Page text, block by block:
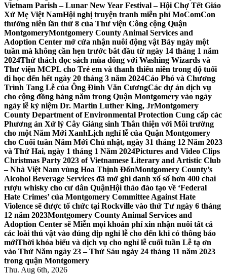
Vietnam Parish – Lunar New Year Festival – Hội Chợ Tết Giáo
Xứ Mẹ Việt NamHội nghị truyện tranh miễn phí MoComCon
thường niên lần thứ 8 của Thư viện Công cộng Quận
MontgomeryMontgomery County Animal Services and
Adoption Center mở cửa nhận nuôi động vật Bảy ngày một
tuần mà không cần hẹn trước bắt đầu từ ngày 14 tháng 1 năm
2024Thử thách đọc sách mùa đông với Washing Wizards và
Thư viện MCPL cho Trẻ em và thanh thiếu niên trong độ tuổi
đi học đến hết ngày 20 tháng 3 năm 2024Cáo Phó và Chương
Trình Tang Lễ của Ông Đinh Văn CươngCác dự án dịch vụ
cho cộng đồng hàng năm trong Quận Montgomery vào ngày
ngày lễ kỷ niệm Dr. Martin Luther King, JrMontgomery
County Department of Environmental Protection Cung cấp các
Phương án Xử lý Cây Giáng sinh Thân thiện với Môi trường
cho một Năm Mới XanhLịch nghỉ lễ của Quận Montgomery
cho Cuối tuần Năm Mới Chủ nhật, ngày 31 tháng 12 Năm 2023
và Thứ Hai, ngày 1 tháng 1 Năm 2024Pictures and Video Clips
Christmas Party 2023 of Vietnamese Literary and Artistic Club
– Nhà Việt Nam vùng Hoa Thịnh ĐốnMontgomery County’s
Alcohol Beverage Services đã mở ghi danh xổ số hơn 400 chai
rượu whisky cho cư dân QuậnHội thảo đào tạo về ‘Federal
Hate Crimes’ của Montgomery Committee Against Hate
Violence sẽ được tổ chức tại Rockville vào thứ Tư ngày 6 tháng
12 năm 2023Montgomery County Animal Services and
Adoption Center sẽ Miễn mọi khoản phí xin nhận nuôi tất cả
các loài thú vật vào đúng dịp nghỉ lễ cho đến khi có thông báo
mớiThời khóa biểu và dịch vụ cho nghỉ lễ cuối tuần Lễ tạ ơn
vào Thứ Năm ngày 23 – Thứ Sáu ngày 24 tháng 11 năm 2023
trong quận Montgomery
Thu. Aug 6th, 2026